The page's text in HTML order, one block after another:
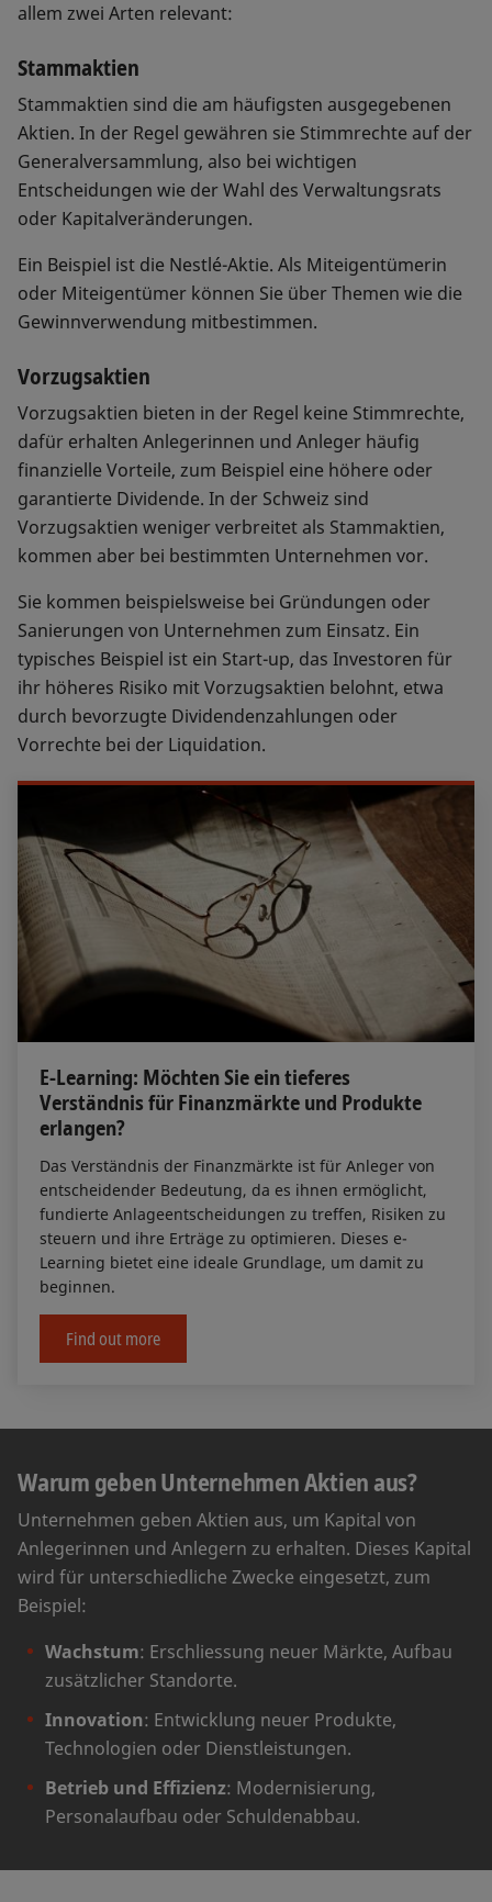
allem zwei Arten relevant:
Stammaktien
Stammaktien sind die am häufigsten ausgegebenen
Aktien. In der Regel gewähren sie Stimmrechte auf der
Generalversammlung, also bei wichtigen
Entscheidungen wie der Wahl des Verwaltungsrats
oder Kapitalveränderungen.
Ein Beispiel ist die Nestlé-Aktie. Als Miteigentümerin
oder Miteigentümer können Sie über Themen wie die
Gewinnverwendung mitbestimmen.
Vorzugsaktien
Vorzugsaktien bieten in der Regel keine Stimmrechte,
dafür erhalten Anlegerinnen und Anleger häufig
finanzielle Vorteile, zum Beispiel eine höhere oder
garantierte Dividende. In der Schweiz sind
Vorzugsaktien weniger verbreitet als Stammaktien,
kommen aber bei bestimmten Unternehmen vor.
Sie kommen beispielsweise bei Gründungen oder
Sanierungen von Unternehmen zum Einsatz. Ein
typisches Beispiel ist ein Start-up, das Investoren für
ihr höheres Risiko mit Vorzugsaktien belohnt, etwa
durch bevorzugte Dividendenzahlungen oder
Vorrechte bei der Liquidation.
E-Learning: Möchten Sie ein tieferes
Verständnis für Finanzmärkte und Produkte
erlangen?
Das Verständnis der Finanzmärkte ist für Anleger von
entscheidender Bedeutung, da es ihnen ermöglicht,
fundierte Anlageentscheidungen zu treffen, Risiken zu
steuern und ihre Erträge zu optimieren. Dieses e-
Learning bietet eine ideale Grundlage, um damit zu
beginnen.
Find out more
Warum geben Unternehmen Aktien aus?
Unternehmen geben Aktien aus, um Kapital von
Anlegerinnen und Anlegern zu erhalten. Dieses Kapital
wird für unterschiedliche Zwecke eingesetzt, zum
Beispiel:
Wachstum: Erschliessung neuer Märkte, Aufbau
zusätzlicher Standorte.
Innovation: Entwicklung neuer Produkte,
Technologien oder Dienstleistungen.
Betrieb und Effizienz: Modernisierung,
Personalaufbau oder Schuldenabbau.